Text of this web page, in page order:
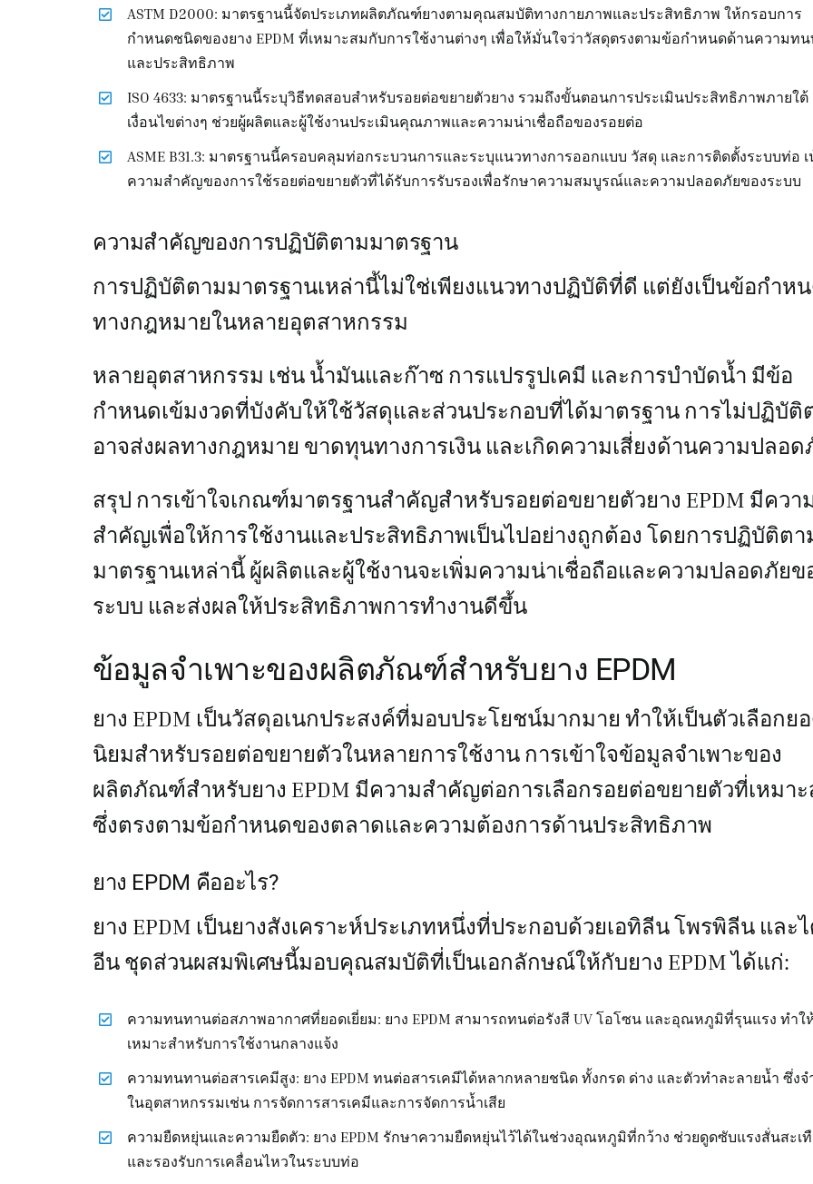
ASTM D2000: มาตรฐานนี้จัดประเภทผลิตภัณฑ์ยางตามคุณสมบัติทางกายภาพและประสิทธิภาพ ให้กรอบการ
กำหนดชนิดของยาง EPDM ที่เหมาะสมกับการใช้งานต่างๆ เพื่อให้มั่นใจว่าวัสดุตรงตามข้อกำหนดด้านความท
และประสิทธิภาพ
ISO 4633: มาตรฐานนี้ระบุวิธีทดสอบสำหรับรอยต่อขยายตัวยาง รวมถึงขั้นตอนการประเมินประสิทธิภาพภายใต้
เงื่อนไขต่างๆ ช่วยผู้ผลิตและผู้ใช้งานประเมินคุณภาพและความน่าเชื่อถือของรอยต่อ
ASME B31.3: มาตรฐานนี้ครอบคลุมท่อกระบวนการและระบุแนวทางการออกแบบ วัสดุ และการติดตั้งระบบท่อ
ความสำคัญของการใช้รอยต่อขยายตัวที่ได้รับการรับรองเพื่อรักษาความสมบูรณ์และความปลอดภัยของระบบ
ความสำคัญของการปฏิบัติตามมาตรฐาน
การปฏิบัติตามมาตรฐานเหล่านี้ไม่ใช่เพียงแนวทางปฏิบัติที่ดี แต่ยังเป็นข้อกำห
ทางกฎหมายในหลายอุตสาหกรรม
หลายอุตสาหกรรม เช่น น้ำมันและก๊าซ การแปรรูปเคมี และการบำบัดน้ำ มีข้อ
กำหนดเข้มงวดที่บังคับให้ใช้วัสดุและส่วนประกอบที่ได้มาตรฐาน การไม่ปฏิบัติ
อาจส่งผลทางกฎหมาย ขาดทุนทางการเงิน และเกิดความเสี่ยงด้านความปลอด
สรุป การเข้าใจเกณฑ์มาตรฐานสำคัญสำหรับรอยต่อขยายตัวยาง EPDM มีควา
สำคัญเพื่อให้การใช้งานและประสิทธิภาพเป็นไปอย่างถูกต้อง โดยการปฏิบัติตา
มาตรฐานเหล่านี้ ผู้ผลิตและผู้ใช้งานจะเพิ่มความน่าเชื่อถือและความปลอดภัยข
ระบบ และส่งผลให้ประสิทธิภาพการทำงานดีขึ้น
ข้อมูลจำเพาะของผลิตภัณฑ์สำหรับยาง EPDM
ยาง EPDM เป็นวัสดุอเนกประสงค์ที่มอบประโยชน์มากมาย ทำให้เป็นตัวเลือกย
นิยมสำหรับรอยต่อขยายตัวในหลายการใช้งาน การเข้าใจข้อมูลจำเพาะของ
ผลิตภัณฑ์สำหรับยาง EPDM มีความสำคัญต่อการเลือกรอยต่อขยายตัวที่เหมา
ซึ่งตรงตามข้อกำหนดของตลาดและความต้องการด้านประสิทธิภาพ
ยาง EPDM คืออะไร?
ยาง EPDM เป็นยางสังเคราะห์ประเภทหนึ่งที่ประกอบด้วยเอทิลีน โพรพิลีน และ
อีน ชุดส่วนผสมพิเศษนี้มอบคุณสมบัติที่เป็นเอกลักษณ์ให้กับยาง EPDM ได้แก่:
ความทนทานต่อสภาพอากาศที่ยอดเยี่ยม: ยาง EPDM สามารถทนต่อรังสี UV โอโซน และอุณหภูมิที่รุนแรง ทำใ
เหมาะสำหรับการใช้งานกลางแจ้ง
ความทนทานต่อสารเคมีสูง: ยาง EPDM ทนต่อสารเคมีได้หลากหลายชนิด ทั้งกรด ด่าง และตัวทำละลายน้ำ ซึ่งจ
ในอุตสาหกรรมเช่น การจัดการสารเคมีและการจัดการน้ำเสีย
ความยืดหยุ่นและความยืดตัว: ยาง EPDM รักษาความยืดหยุ่นไว้ได้ในช่วงอุณหภูมิที่กว้าง ช่วยดูดซับแรงสั่นสะเ
และรองรับการเคลื่อนไหวในระบบท่อ